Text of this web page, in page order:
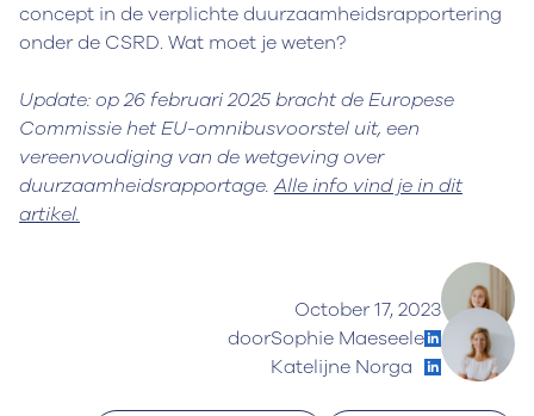
concept in de verplichte duurzaamheidsrapportering
onder de CSRD. Wat moet je weten?
Update: op 26 februari 2025 bracht de Europese
Commissie het EU-omnibusvoorstel uit, een
vereenvoudiging van de wetgeving over
duurzaamheidsrapportage.Alle info vind je in dit
artikel.
October 17, 2023
doorSophie Maeseele
Katelijne Norga